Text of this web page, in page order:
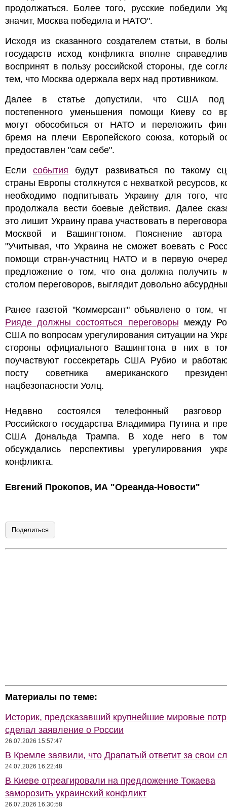
продолжаться. Более того, русские победили
значит, Москва победила и НАТО".
Исходя из сказанного создателем статьи, в
государств исход конфликта вполне
воспринят в пользу российской стороны, где
тем, что Москва одержала верх над противником.
Далее в статье допустили, что США
постепенного уменьшения помощи Киеву со
могут обособиться от НАТО и переложить
бремя на плечи Европейского союза, который
предоставлен "сам себе".
Еслисобытия будут развиваться по такому
страны Европы столкнутся с нехваткой ресурсов,
необходимо подпитывать Украину для того,
продолжала вести боевые действия. Далее
это лишит Украину права участвовать в
Москвой и Вашингтоном. Пояснение автора
"Учитывая, что Украина не сможет воевать с
помощи стран-участниц НАТО и в первую
предложение о том, что она должна получить
столом переговоров, выглядит довольно
Ранее газетой "Коммерсант" объявлено о том,
Рияде должны состояться переговоры между
США по вопросам урегулирования ситуации на
стороны официального Вашингтона в них в
поучаствуют госсекретарь США Рубио и
посту советника американского
нацбезопасности Уолц.
Недавно состоялся телефонный
Российского государства Владимира Путина и
США Дональда Трампа. В ходе него в
обсуждались перспективы урегулирования
конфликта.
Евгений Прокопов, ИА "Ореанда-Новости"
Поделиться
Материалы по теме:
Историк, предсказавший крупнейшие мировые
сделал заявление о России
26.07.2026 15:57:47
В Кремле заявили, что Драпатый ответит за свои
24.07.2026 16:22:48
В Киеве отреагировали на предложение Токаева
заморозить украинский конфликт
26.07.2026 16:30:58